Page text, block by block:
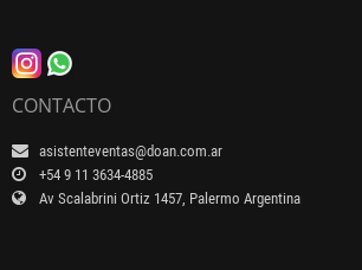
CONTACTO
asistenteventas@doan.com.ar
+54 9 11 3634-4885
Av Scalabrini Ortiz 1457, Palermo Argentina